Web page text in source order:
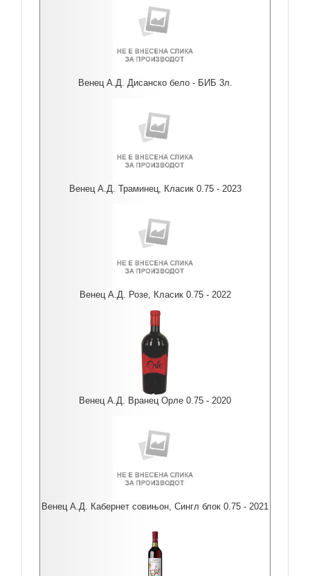
Венец А.Д. Дисанско бело - БИБ 3л.
Венец А.Д. Траминец, Класик 0.75 - 2023
Венец А.Д. Розе, Класик 0.75 - 2022
Венец А.Д. Вранец Орле 0.75 - 2020
Венец А.Д. Кабернет совињон, Сингл блок 0.75 - 2021